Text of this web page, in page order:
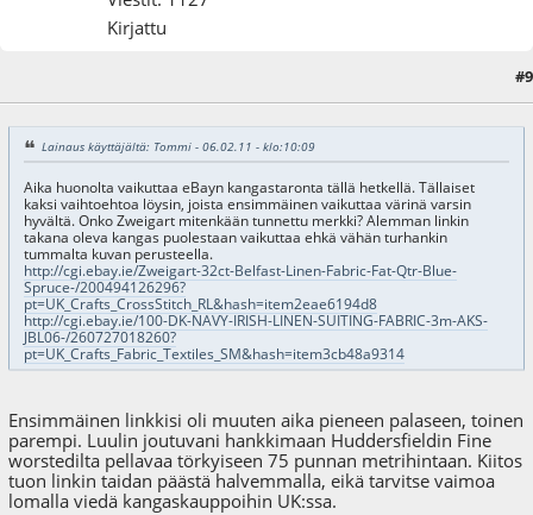
Kirjattu
#9
Lainaus käyttäjältä: Tommi - 06.02.11 - klo:10:09
Aika huonolta vaikuttaa eBayn kangastaronta tällä hetkellä. Tällaiset
kaksi vaihtoehtoa löysin, joista ensimmäinen vaikuttaa värinä varsin
hyvältä. Onko Zweigart mitenkään tunnettu merkki? Alemman linkin
takana oleva kangas puolestaan vaikuttaa ehkä vähän turhankin
tummalta kuvan perusteella.
http://cgi.ebay.ie/Zweigart-32ct-Belfast-Linen-Fabric-Fat-Qtr-Blue-
Spruce-/200494126296?
pt=UK_Crafts_CrossStitch_RL&hash=item2eae6194d8
http://cgi.ebay.ie/100-DK-NAVY-IRISH-LINEN-SUITING-FABRIC-3m-AKS-
JBL06-/260727018260?
pt=UK_Crafts_Fabric_Textiles_SM&hash=item3cb48a9314
Ensimmäinen linkkisi oli muuten aika pieneen palaseen, toinen
parempi. Luulin joutuvani hankkimaan Huddersfieldin Fine
worstedilta pellavaa törkyiseen 75 punnan metrihintaan. Kiitos
tuon linkin taidan päästä halvemmalla, eikä tarvitse vaimoa
lomalla viedä kangaskauppoihin UK:ssa.